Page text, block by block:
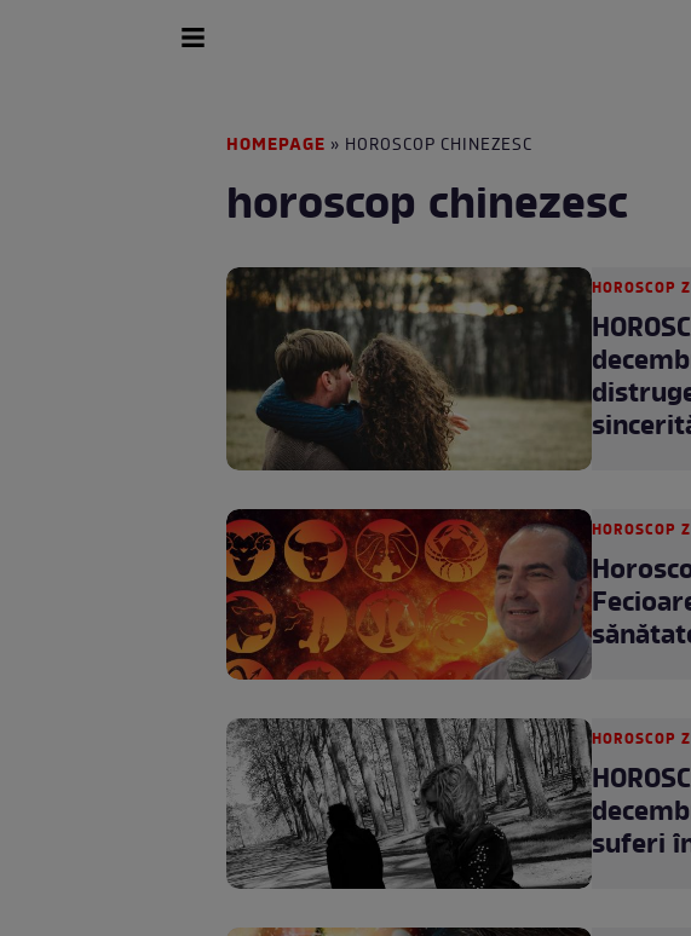
HOMEPAGE » HOROSCOP CHINEZESC
horoscop chinezesc
HOROSCOP
HOROSCOP
HOROSCOP
suferi